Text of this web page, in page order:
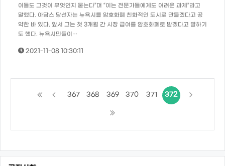
이들도 그것이 무엇인지 묻는다”며 “이는 전문가들에게도 어려운 과제”라고
말했다. 아담스 당선자는 뉴욕시를 암호화폐 친화적인 도시로 만들겠다고 공
약한 바 있다. 앞서 그는 첫 3개월 간 시장 급여를 암호화폐로 받겠다고 말하기
도 했다. 뉴욕시민들이…
2021-11-08 10:30:11
367 368 369 370 371 372